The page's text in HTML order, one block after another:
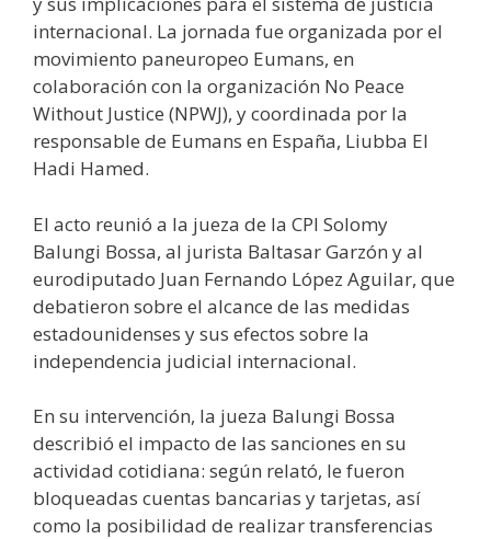
internacional. La jornada fue organizada por el
movimiento paneuropeo Eumans, en
colaboración con la organización No Peace
Without Justice (NPWJ), y coordinada por la
responsable de Eumans en España, Liubba El
Hadi Hamed.
El acto reunió a la jueza de la CPI Solomy
Balungi Bossa, al jurista Baltasar Garzón y al
eurodiputado Juan Fernando López Aguilar, que
debatieron sobre el alcance de las medidas
estadounidenses y sus efectos sobre la
independencia judicial internacional.
En su intervención, la jueza Balungi Bossa
describió el impacto de las sanciones en su
actividad cotidiana: según relató, le fueron
bloqueadas cuentas bancarias y tarjetas, así
como la posibilidad de realizar transferencias